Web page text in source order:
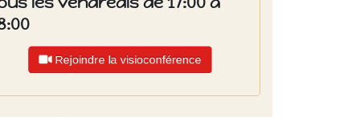
Rejoindre la visioconférence